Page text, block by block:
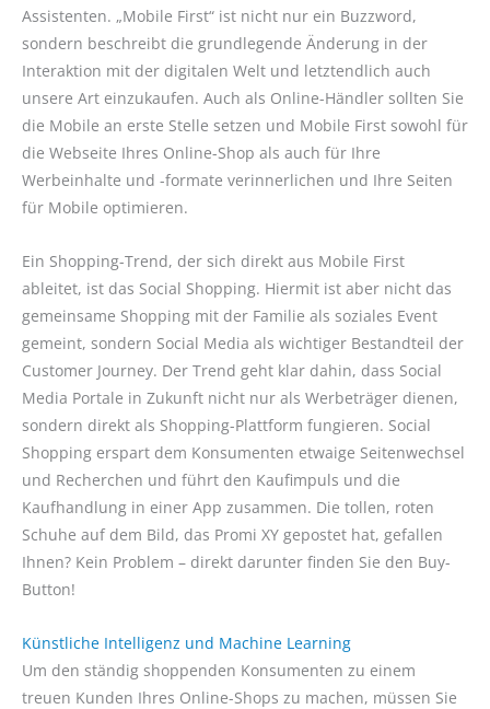
Assistenten. „Mobile First“ ist nicht nur ein Buzzword,
sondern beschreibt die grundlegende Änderung in der
Interaktion mit der digitalen Welt und letztendlich auch
unsere Art einzukaufen. Auch als Online-Händler sollten Sie
die Mobile an erste Stelle setzen und Mobile First sowohl für
die Webseite Ihres Online-Shop als auch für Ihre
Werbeinhalte und -formate verinnerlichen und Ihre Seiten
für Mobile optimieren.
Ein Shopping-Trend, der sich direkt aus Mobile First
ableitet, ist das Social Shopping. Hiermit ist aber nicht das
gemeinsame Shopping mit der Familie als soziales Event
gemeint, sondern Social Media als wichtiger Bestandteil der
Customer Journey. Der Trend geht klar dahin, dass Social
Media Portale in Zukunft nicht nur als Werbeträger dienen,
sondern direkt als Shopping-Plattform fungieren. Social
Shopping erspart dem Konsumenten etwaige Seitenwechsel
und Recherchen und führt den Kaufimpuls und die
Kaufhandlung in einer App zusammen. Die tollen, roten
Schuhe auf dem Bild, das Promi XY gepostet hat, gefallen
Ihnen? Kein Problem – direkt darunter finden Sie den Buy-
Button!
Künstliche Intelligenz und Machine Learning
Um den ständig shoppenden Konsumenten zu einem
treuen Kunden Ihres Online-Shops zu machen, müssen Sie